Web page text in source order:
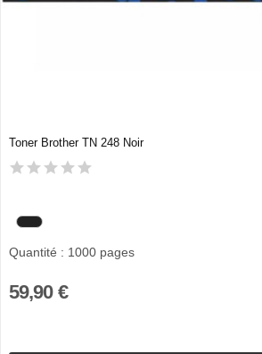
Toner Brother TN 248 Noir
Quantité : 1000 pages
59,90 €